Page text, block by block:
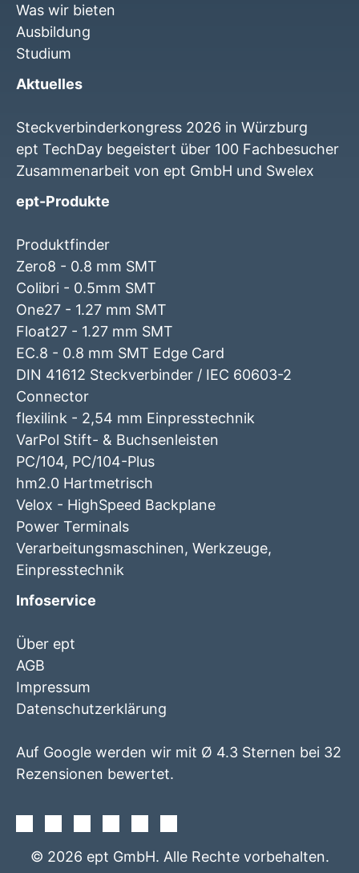
Was wir bieten
Ausbildung
Studium
Aktuelles
Steckverbinderkongress 2026 in Würzburg
ept TechDay begeistert über 100 Fachbesucher
Zusammenarbeit von ept GmbH und Swelex
ept-Produkte
Produktfinder
Zero8 - 0.8 mm SMT
Colibri - 0.5mm SMT
One27 - 1.27 mm SMT
Float27 - 1.27 mm SMT
EC.8 - 0.8 mm SMT Edge Card
DIN 41612 Steckverbinder / IEC 60603-2
Connector
flexilink - 2,54 mm Einpresstechnik
VarPol Stift- & Buchsenleisten
PC/104, PC/104-Plus
hm2.0 Hartmetrisch
Velox - HighSpeed Backplane
Power Terminals
Verarbeitungsmaschinen, Werkzeuge,
Einpresstechnik
Infoservice
Über ept
AGB
Impressum
Datenschutzerklärung
Auf Google werden wir mit Ø 4.3 Sternen bei 32
Rezensionen bewertet.
© 2026 ept GmbH. Alle Rechte vorbehalten.